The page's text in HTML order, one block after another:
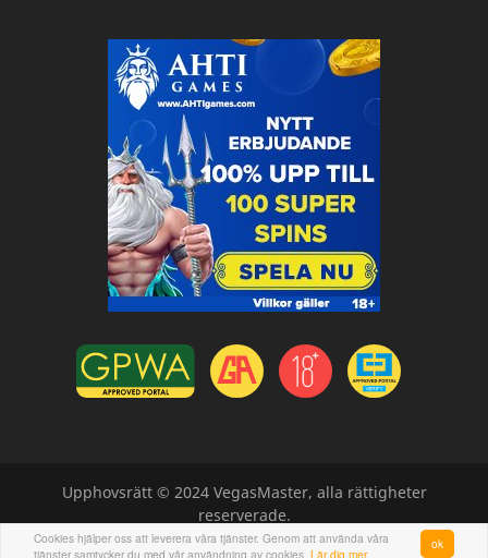
ok
Cookies hjälper oss att leverera våra tjänster. Genom att använda våra
tjänster samtycker du med vår användning av cookies. Lär dig mer
Upphovsrätt © 2024 VegasMaster, alla rättigheter
reserverade.